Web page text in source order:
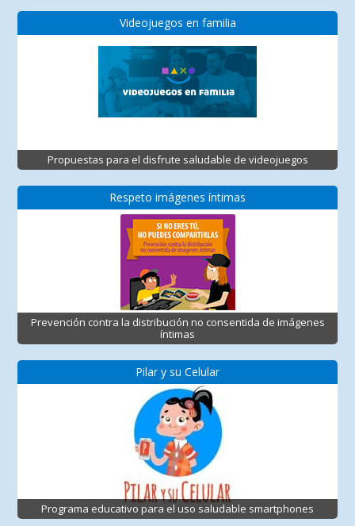
Videojuegos en familia
Propuestas para el disfrute saludable de videojuegos
Respeto imágenes íntimas
Prevención contra la distribución no consentida de imágenes
íntimas
Pilar y su Celular
Programa educativo para el uso saludable smartphones